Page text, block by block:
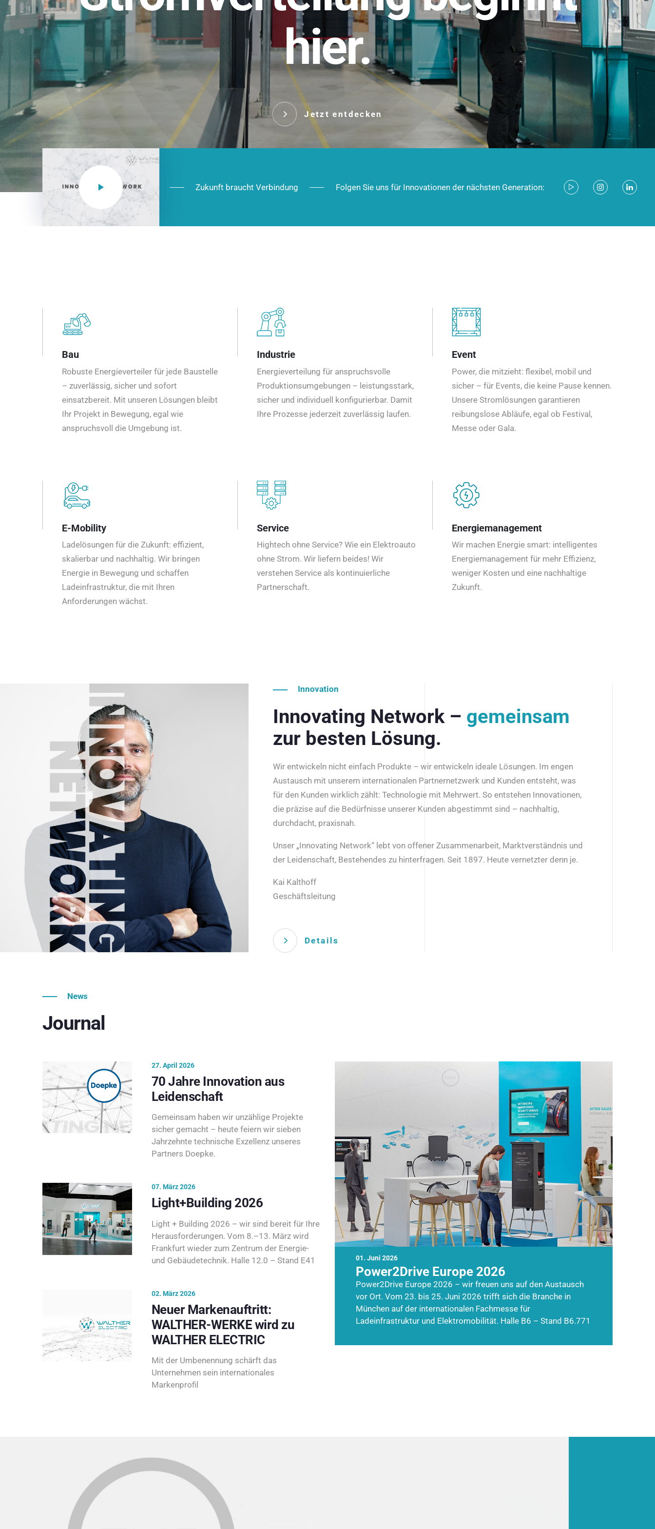
hier.
Jetzt entdecken
NEO CEE: Energieverteilung mit System. Robust im Alltag,
effizient in der Installation, zukunftsfähig im Ausbau.
Das innovative Stecksystem für industrielle Anwendungen –
robust, IP-geschützt und zukunftsfähig.
Jetzt entdecken
Zukunft braucht Verbindung Folgen Sie uns für Innovationen der nächsten Generation:
Bau
Robuste Energieverteiler für jede Baustelle
– zuverlässig, sicher und sofort
einsatzbereit. Mit unseren Lösungen bleibt
Ihr Projekt in Bewegung, egal wie
anspruchsvoll die Umgebung ist.
Industrie
Energieverteilung für anspruchsvolle
Produktionsumgebungen – leistungsstark,
sicher und individuell konfigurierbar. Damit
Ihre Prozesse jederzeit zuverlässig laufen.
Event
Power, die mitzieht: flexibel, mobil und
sicher – für Events, die keine Pause kennen.
Unsere Stromlösungen garantieren
reibungslose Abläufe, egal ob Festival,
Messe oder Gala.
E-Mobility
Ladelösungen für die Zukunft: effizient,
skalierbar und nachhaltig. Wir bringen
Energie in Bewegung und schaffen
Ladeinfrastruktur, die mit Ihren
Anforderungen wächst.
Service
Hightech ohne Service? Wie ein Elektroauto
ohne Strom. Wir liefern beides! Wir
verstehen Service als kontinuierliche
Partnerschaft.
Energiemanagement
Wir machen Energie smart: intelligentes
Energiemanagement für mehr Effizienz,
weniger Kosten und eine nachhaltige
Zukunft.
Innovation
Innovating Network – gemeinsam
zur besten Lösung.
Wir entwickeln nicht einfach Produkte – wir entwickeln ideale Lösungen. Im engen
Austausch mit unserem internationalen Partnernetzwerk und Kunden entsteht, was
für den Kunden wirklich zählt: Technologie mit Mehrwert. So entstehen Innovationen,
die präzise auf die Bedürfnisse unserer Kunden abgestimmt sind – nachhaltig,
durchdacht, praxisnah.
Unser „Innovating Network“ lebt von offener Zusammenarbeit, Marktverständnis und
der Leidenschaft, Bestehendes zu hinterfragen. Seit 1897. Heute vernetzter denn je.
Kai Kalthoff
Geschäftsleitung
Details
News
Journal
01. Juni 2026
Power2Drive Europe 2026
Power2Drive Europe 2026 – wir freuen uns auf den Austausch
vor Ort. Vom 23. bis 25. Juni 2026 trifft sich die Branche in
München auf der internationalen Fachmesse für
Ladeinfrastruktur und Elektromobilität. Halle B6 – Stand B6.771
27. April 2026
70 Jahre Innovation aus
Leidenschaft
Gemeinsam haben wir unzählige Projekte
sicher gemacht – heute feiern wir sieben
Jahrzehnte technische Exzellenz unseres
Partners Doepke.
07. März 2026
Light+Building 2026
Light + Building 2026 – wir sind bereit für Ihre
Herausforderungen. Vom 8.–13. März wird
Frankfurt wieder zum Zentrum der Energie-
und Gebäudetechnik. Halle 12.0 – Stand E41
02. März 2026
Neuer Markenauftritt:
WALTHER-WERKE wird zu
WALTHER ELECTRIC
Mit der Umbenennung schärft das
Unternehmen sein internationales
Markenprofil